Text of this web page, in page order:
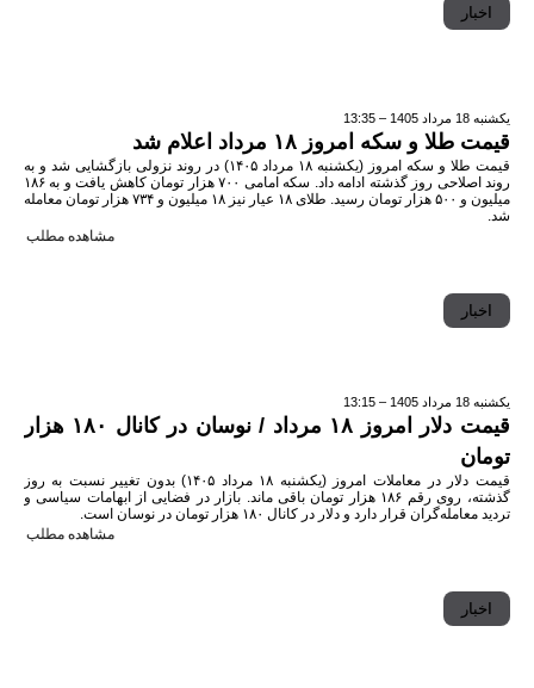
اخبار
یکشنبه 18 مرداد 1405 – 13:35
قیمت طلا و سکه امروز ۱۸ مرداد اعلام شد
قیمت طلا و سکه امروز (یکشنبه ۱۸ مرداد ۱۴۰۵) در روند نزولی بازگشایی شد و به
روند اصلاحی روز گذشته ادامه داد. سکه امامی ۷۰۰ هزار تومان کاهش یافت و به ۱۸۶
میلیون و ۵۰۰ هزار تومان رسید. طلای ۱۸ عیار نیز ۱۸ میلیون و ۷۳۴ هزار تومان معامله
شد.
مشاهده مطلب
اخبار
یکشنبه 18 مرداد 1405 – 13:15
قیمت دلار امروز ۱۸ مرداد / نوسان در کانال ۱۸۰ هزار
تومان
قیمت دلار در معاملات امروز (یکشنبه ۱۸ مرداد ۱۴۰۵) بدون تغییر نسبت به روز
گذشته، روی رقم ۱۸۶ هزار تومان باقی ماند. بازار در فضایی از ابهامات سیاسی و
تردید معامله‌گران قرار دارد و دلار در کانال ۱۸۰ هزار تومان در نوسان است.
مشاهده مطلب
اخبار